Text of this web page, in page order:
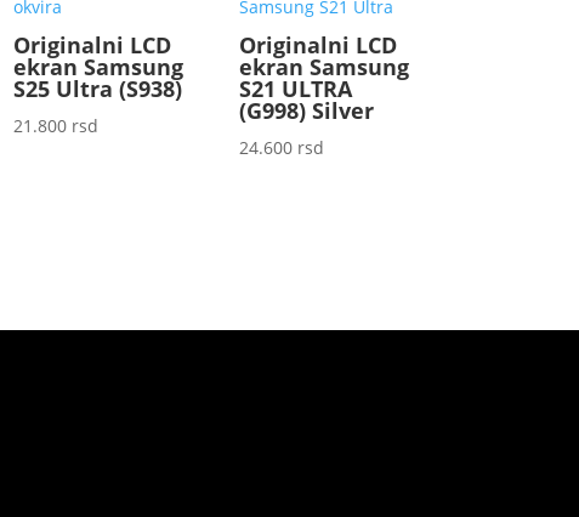
Originalni LCD
ekran Samsung
S25 Ultra (S938)
21.800 rsd
Originalni LCD
ekran Samsung
S21 ULTRA
(G998) Silver
24.600 rsd